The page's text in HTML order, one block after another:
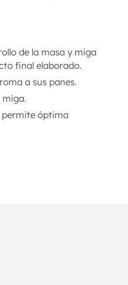
de la masa y miga
final elaborado.
a sus panes.
miga.
permite óptima